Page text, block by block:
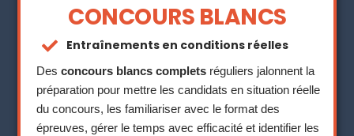
CONCOURS BLANCS
Entraînements en conditions réelles
Desconcours blancs complets réguliers jalonnent la
préparation pour mettre les candidats en situation réelle
du concours, les familiariser avec le format des
épreuves, gérer le temps avec efficacité et identifier les